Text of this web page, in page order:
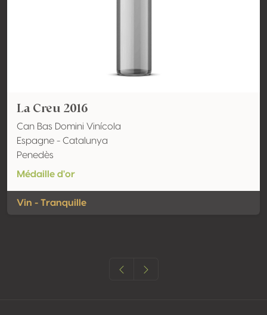
La Creu 2016
Can Bas Domini Vinícola
Espagne - Catalunya
Penedès
Médaille d'or
Vin - Tranquille